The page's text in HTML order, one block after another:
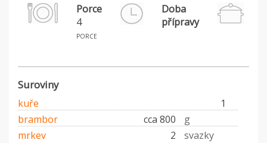
Porce
4
porce
Doba
přípravy
Suroviny
kuře
1
brambor
cca 800
g
mrkev
2
svazky